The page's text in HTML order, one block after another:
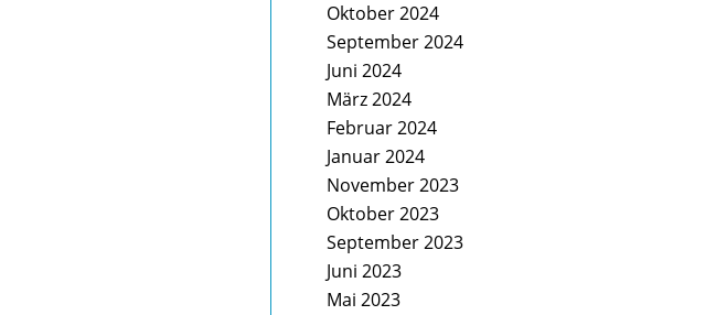
Oktober 2024
September 2024
Juni 2024
März 2024
Februar 2024
Januar 2024
November 2023
Oktober 2023
September 2023
Juni 2023
Mai 2023